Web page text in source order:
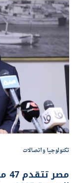
تكنولوجيا واتصالات